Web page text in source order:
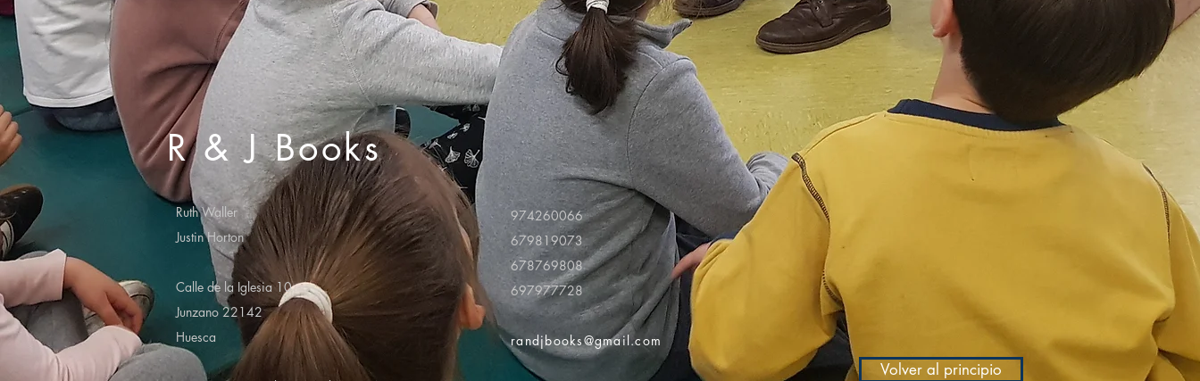
R & J Books
Ruth Waller
Justin Horton
Calle de la Iglesia 10
Junzano 22142
Huesca
974260066
679819073
678769808
697977728
randjbooks@gmail.com
Volver al principio